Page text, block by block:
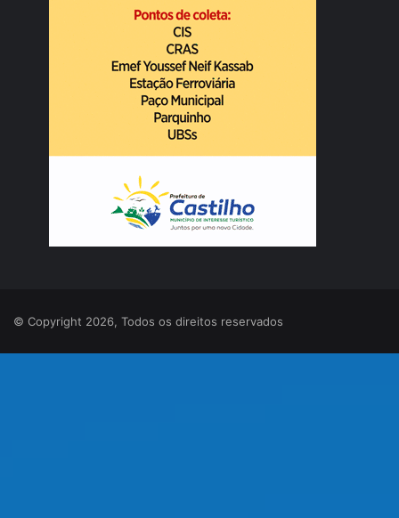
© Copyright 2026, Todos os direitos reservados